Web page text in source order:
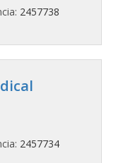
2457738
2457734